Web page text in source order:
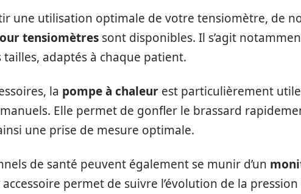
une utilisation optimale de votre tensiomètre, de
tensiomètres sont disponibles. Il s’agit
adaptés à chaque patient.
la pompe à chaleur est particulièrement
Elle permet de gonfler le brassard
une prise de mesure optimale.
de santé peuvent également se munir d’un
accessoire permet de suivre l’évolution de la